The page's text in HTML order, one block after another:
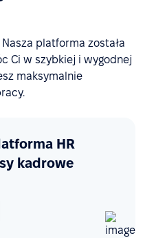
platforma została
Ci w szybkiej i wygodnej
maksymalnie
HR
kadrowe